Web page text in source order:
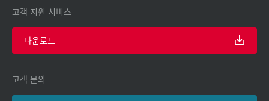
고객 지원 서비스
다운로드
고객 문의